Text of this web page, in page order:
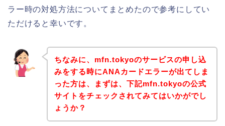
ラー時の対処方法についてまとめたので参考にしてい
ただけると幸いです。
ちなみに、mfn.tokyoのサービスの申し込
みをする時にANAカードエラーが出てしま
った方は、まずは、下記mfn.tokyoの公式
サイトをチェックされてみてはいかがでし
ょうか？